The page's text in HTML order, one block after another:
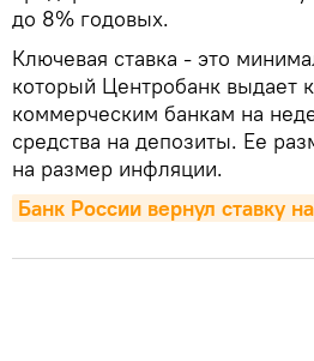
до 8% годовых.
Ключевая ставка - это
который Центробанк выдает
коммерческим банкам на
средства на депозиты. Ее
на размер инфляции.
Банк России вернул ставку